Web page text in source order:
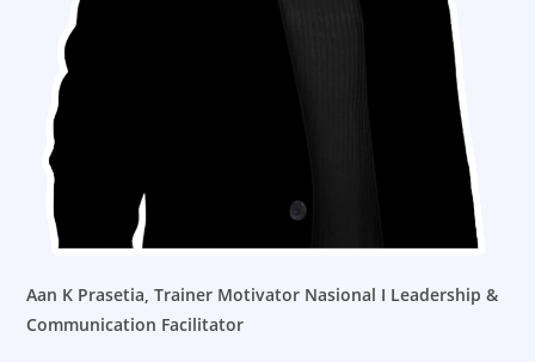
Aan K Prasetia, Trainer Motivator Nasional I Leadership &
Communication Facilitator